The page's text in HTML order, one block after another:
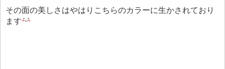
その面の美しさはやはりこちらのカラーに生かされており
ます